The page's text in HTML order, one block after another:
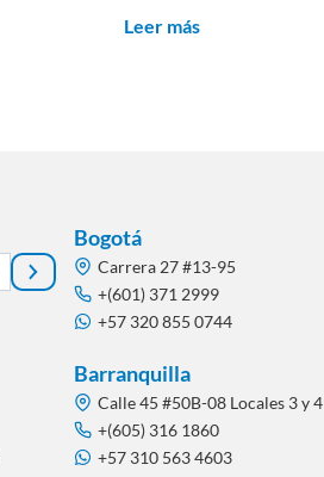
Leer más
Bogotá
Carrera 27 #13-95
+(601) 371 2999
+57 320 855 0744
Barranquilla
Calle 45 #50B-08 Locales 3 y 4
+(605) 316 1860
+57 310 563 4603